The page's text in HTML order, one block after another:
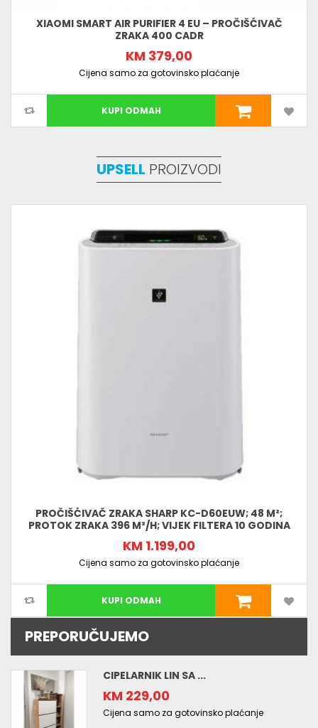
XIAOMI SMART AIR PURIFIER 4 EU – PROČIŠĆIVAČ
ZRAKA 400 CADR
KM 379,00
Cijena samo za gotovinsko plaćanje
KUPI ODMAH
UPSELL PROIZVODI
PROČIŠĆIVAČ ZRAKA SHARP KC-D60EUW; 48 M²;
PROTOK ZRAKA 396 M³/H; VIJEK FILTERA 10 GODINA
KM 1.199,00
Cijena samo za gotovinsko plaćanje
KUPI ODMAH
PREPORUČUJEMO
CIPELARNIK LIN SA ...
KM 229,00
Cijena samo za gotovinsko plaćanje